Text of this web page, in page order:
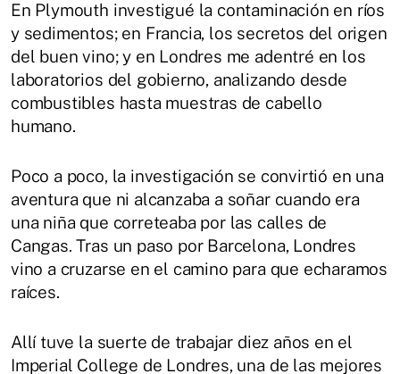
En Plymouth investigué la contaminación en ríos
y sedimentos; en Francia, los secretos del origen
del buen vino; y en Londres me adentré en los
laboratorios del gobierno, analizando desde
combustibles hasta muestras de cabello
humano.
Poco a poco, la investigación se convirtió en una
aventura que ni alcanzaba a soñar cuando era
una niña que correteaba por las calles de
Cangas. Tras un paso por Barcelona, Londres
vino a cruzarse en el camino para que echaramos
raíces.
Allí tuve la suerte de trabajar diez años en el
Imperial College de Londres, una de las mejores